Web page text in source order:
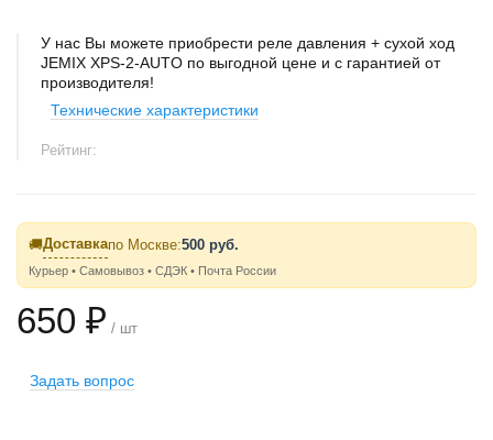
У нас Вы можете приобрести реле давления + сухой ход
JEMIX XPS-2-AUTO по выгодной цене и с гарантией от
производителя!
Технические характеристики
Рейтинг:
🚚Доставкапо Москве:500 руб.
Курьер • Самовывоз • СДЭК • Почта России
650 ₽ / шт
Задать вопрос